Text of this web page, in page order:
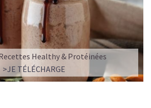
Healthy & Protéinées
>JE TÉLÉCHARGE